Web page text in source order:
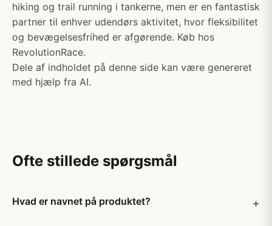
hiking og trail running i tankerne, men er en fantastisk
partner til enhver udendørs aktivitet, hvor fleksibilitet
og bevægelsesfrihed er afgørende. Køb hos
RevolutionRace.
Dele af indholdet på denne side kan være genereret
med hjælp fra AI.
Ofte stillede spørgsmål
Hvad er navnet på produktet?